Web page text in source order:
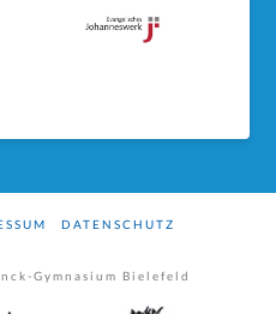
DATENSCHUTZ
Gymnasium Bielefeld